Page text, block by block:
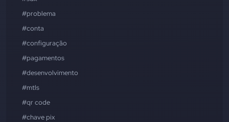
#problema
#conta
#configuração
#pagamentos
#desenvolvimento
#mtls
#qr code
#chave pix